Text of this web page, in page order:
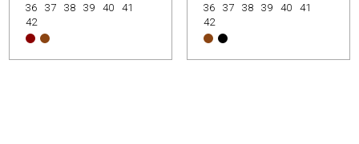
36 37 38 39 40
41
42
36 37 38 39 40
41
42